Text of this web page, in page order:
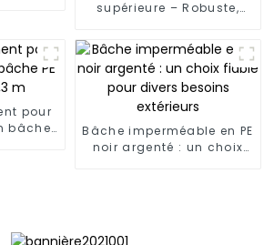
supérieure – Robuste,
résistante aux UV
pour
bâche
Bâche imperméable en PE
noir argenté : un choix